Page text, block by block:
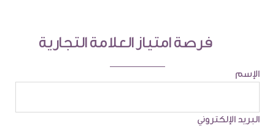
فرصة امتياز العلامة التجارية
الإسم
البريد الإلكتروني